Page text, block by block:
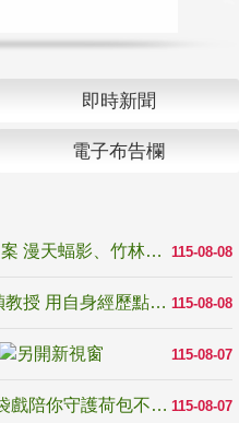
即時新聞
電子布告欄
115-08-08
青年壯遊點精選夏夜限定避暑提案 漫天蝠影、竹林尋蛙、茶香夜觀 邀青年暮色出發
115-08-08
教育家人物典範 發明大王林永禎教授 用自身經歷點亮學生的路
115-08-07
115-08-07
反詐騙宣導_防詐有道，霹靂布袋戲陪你守護荷包不受騙